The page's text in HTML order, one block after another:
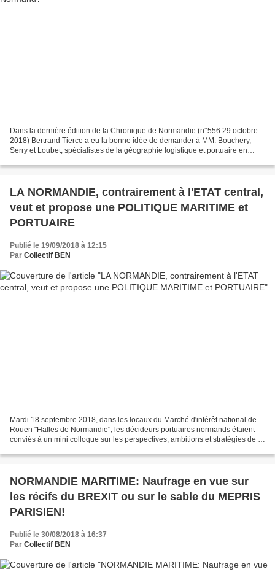
Dans la dernière édition de la Chronique de Normandie (n°556 29 octobre
2018) Bertrand Tierce a eu la bonne idée de demander à MM. Bouchery,
Serry et Loubet, spécialistes de la géographie logistique et portuaire en
LA NORMANDIE, contrairement à l'ETAT central,
veut et propose une POLITIQUE MARITIME et
PORTUAIRE
Publié le 19/09/2018 à 12:15
Par Collectif BEN
Mardi 18 septembre 2018, dans les locaux du Marché d'intérêt national de
Rouen "Halles de Normandie", les décideurs portuaires normands étaient
conviés à un mini colloque sur les perspectives, ambitions et stratégies de la
NORMANDIE MARITIME: Naufrage en vue sur
les récifs du BREXIT ou sur le sable du MEPRIS
PARISIEN!
Publié le 30/08/2018 à 16:37
Par Collectif BEN